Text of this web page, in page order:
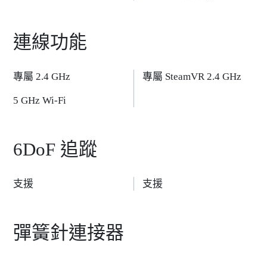
連線功能
專屬 2.4 GHz
5 GHz Wi-Fi
專屬 SteamVR 2.4 GHz
6DoF 追蹤
支援 支援
彈簧針連接器